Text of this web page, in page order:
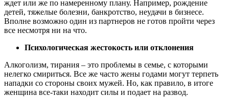
ждет или же по намеренному плану. Например, рождение
детей, тяжелые болезни, банкротство, неудачи в бизнесе.
Вполне возможно один из партнеров не готов пройти через
все несмотря ни на что.
Психологическая жестокость или отклонения
Алкоголизм, тирания – это проблемы в семье, с которыми
нелегко смириться. Все же часто жены годами могут терпеть
нападки со стороны своих мужей. Но, как правило, в итоге
женщина все-таки находит силы и подает на развод.